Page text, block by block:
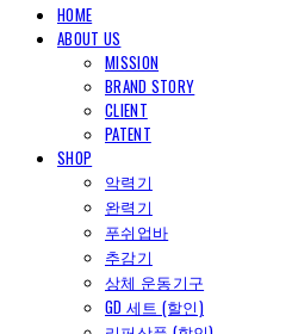
HOME
ABOUT US
MISSION
BRAND STORY
CLIENT
PATENT
SHOP
악력기
완력기
푸쉬업바
추감기
상체 운동기구
GD 세트 (할인)